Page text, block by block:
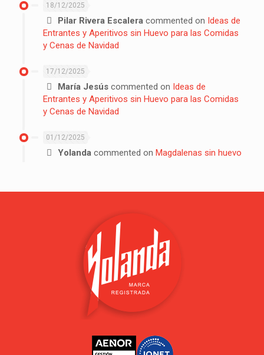
18/12/2025
Pilar Rivera Escalera commented on Ideas de
Entrantes y Aperitivos sin Huevo para las Comidas
y Cenas de Navidad
17/12/2025
María Jesús commented on Ideas de
Entrantes y Aperitivos sin Huevo para las Comidas
y Cenas de Navidad
01/12/2025
Yolanda commented on Magdalenas sin huevo